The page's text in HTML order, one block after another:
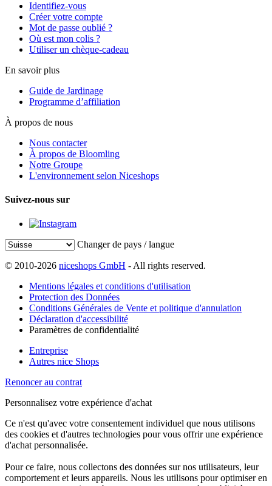
Identifiez-vous
Créer votre compte
Mot de passe oublié ?
Où est mon colis ?
Utiliser un chèque-cadeau
En savoir plus
Guide de Jardinage
Programme d’affiliation
À propos de nous
Nous contacter
À propos de Bloomling
Notre Groupe
L'environnement selon Niceshops
Suivez-nous sur
Changer de pays / langue
© 2010-2026 niceshops GmbH - All rights reserved.
Mentions légales et conditions d'utilisation
Protection des Données
Conditions Générales de Vente et politique d'annulation
Déclaration d'accessibilité
Paramètres de confidentialité
Entreprise
Autres nice Shops
Renoncer au contrat
Personnalisez votre expérience d'achat
Ce n'est qu'avec votre consentement individuel que nous utilisons
des cookies et d'autres technologies pour vous offrir une expérience
d'achat personnalisée.
Pour ce faire, nous collectons des données sur nos utilisateurs, leur
comportement et leurs appareils. Nous les utilisons pour optimiser en